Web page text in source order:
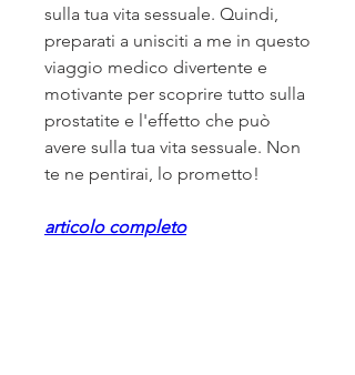
sulla tua vita sessuale. Quindi,
preparati a unisciti a me in questo
viaggio medico divertente e
motivante per scoprire tutto sulla
prostatite e l'effetto che può
avere sulla tua vita sessuale. Non
te ne pentirai, lo prometto!
articolo completo